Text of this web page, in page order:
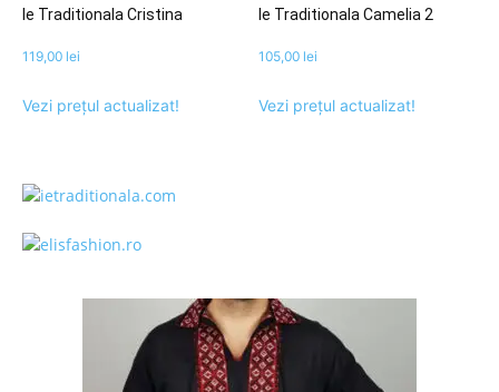
Ie Traditionala Cristina
119,00 lei
Vezi prețul actualizat!
Ie Traditionala Camelia 2
105,00 lei
Vezi prețul actualizat!